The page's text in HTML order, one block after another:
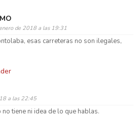
de 2018 a las 19:31
esas carreteras no son ilegales,
a las 22:45
tiene ni idea de lo que hablas.